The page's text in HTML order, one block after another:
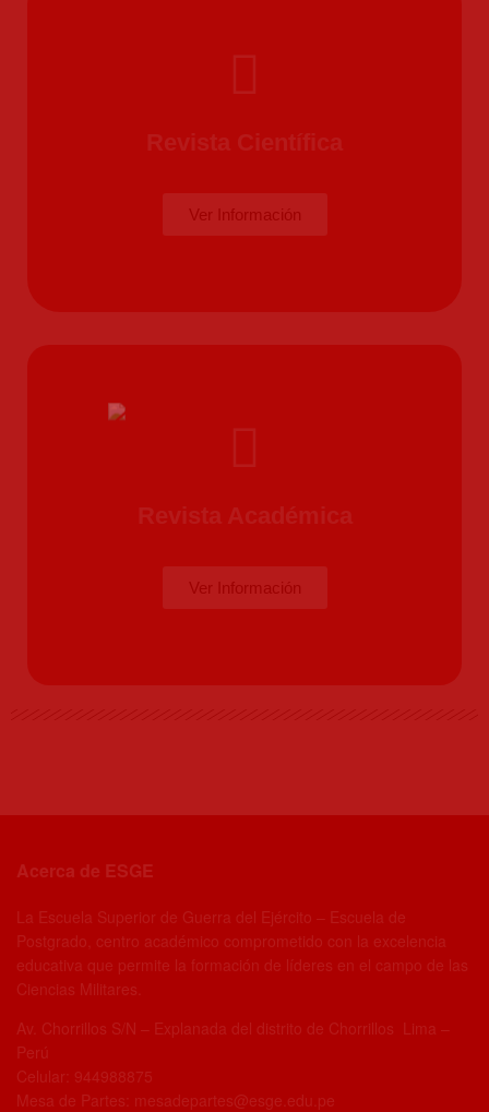
Ver Información
Ver Información
Acerca de ESGE
La Escuela Superior de Guerra del Ejército – Escuela de
Postgrado, centro académico comprometido con la excelencia
educativa que permite la formación de líderes en el campo de las
Ciencias Militares.
Av. Chorrillos S/N – Explanada del distrito de Chorrillos Lima –
Perú
Celular: 944988875
Mesa de Partes: mesadepartes@esge.edu.pe